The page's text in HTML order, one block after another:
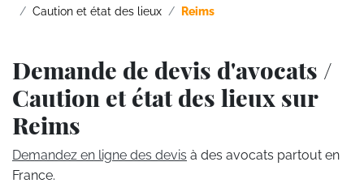
Caution et état des lieux
Reims
Demande de devis d'avocats /
Caution et état des lieux sur
Reims
Demandez en ligne des devis à des avocats partout en
France.